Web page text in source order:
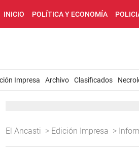
INICIO POLÍTICA Y ECONOMÍA
Impresa Archivo Clasificados
El Ancasti > Edición Impresa >